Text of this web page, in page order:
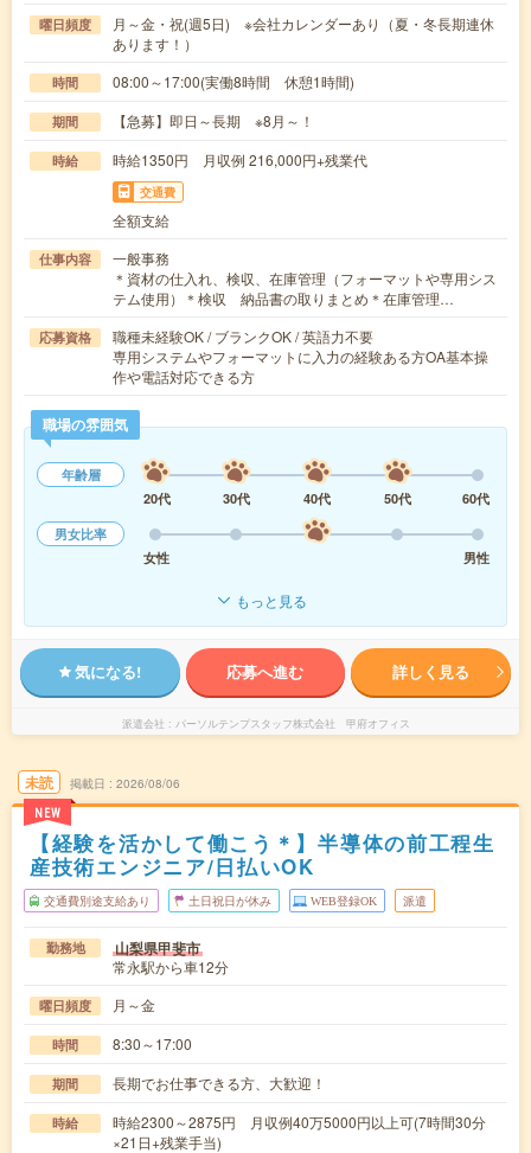
曜日頻度
月～金・祝(週5日) ※会社カレンダーあり（夏・冬長期連休
あります！）
時間 08:00～17:00(実働8時間 休憩1時間)
期間 【急募】即日～長期 ※8月～！
時給 時給1350円 月収例 216,000円+残業代
交通費
全額支給
仕事内容
一般事務
＊資材の仕入れ、検収、在庫管理（フォーマットや専用シス
テム使用）＊検収 納品書の取りまとめ＊在庫管理…
応募資格
職種未経験OK / ブランクOK / 英語力不要
専用システムやフォーマットに入力の経験ある方OA基本操
作や電話対応できる方
職場の雰囲気
年齢層
20代
30代 40代 50代
60代
男女比率
女性
男性
もっと見る
気になる! 応募へ進む 詳しく見る
派遣会社 パーソルテンプスタッフ株式会社 甲府オフィス
未読
NEW
掲載日 2026/08/06
【経験を活かして働こう＊】半導体の前工程生
産技術エンジニア/日払いOK
交通費別途支給あり 土日祝日が休み WEB登録OK 派遣
勤務地 山梨県甲斐市
常永駅から車12分
曜日頻度 月～金
時間 8:30～17:00
期間 長期でお仕事できる方、大歓迎！
時給
時給2300～2875円 月収例40万5000円以上可(7時間30分
×21日+残業手当)